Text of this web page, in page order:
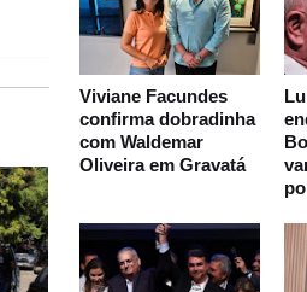
Viviane Facundes
confirma dobradinha
com Waldemar
Oliveira em Gravatá